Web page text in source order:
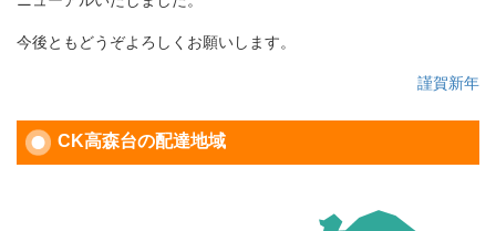
今後ともどうぞよろしくお願いします。
稿
ナ
謹賀新年
CK高森台の配達地域